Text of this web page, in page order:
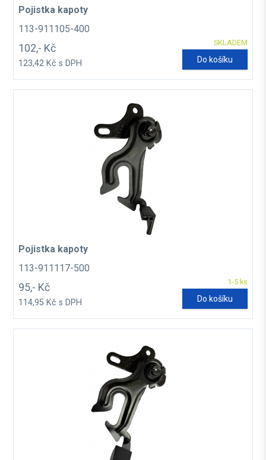
Pojistka kapoty
113-911105-400
SKLADEM
102,- Kč
123,42 Kč s DPH Do košíku
Pojistka kapoty
113-911117-500
1-5 ks
95,- Kč
114,95 Kč s DPH Do košíku